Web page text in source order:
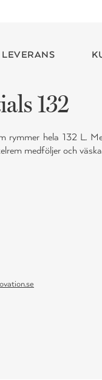
LEVERANS
132
rymmer hela 132 L.
medföljer och